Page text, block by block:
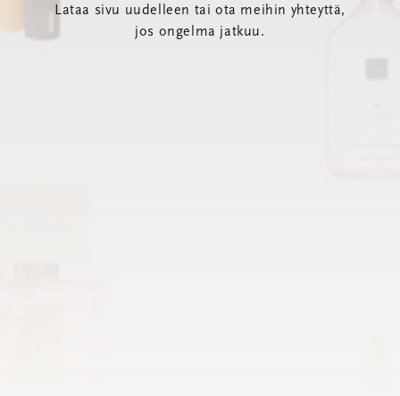
Lataa sivu uudelleen tai ota meihin yhteyttä,
jos ongelma jatkuu.